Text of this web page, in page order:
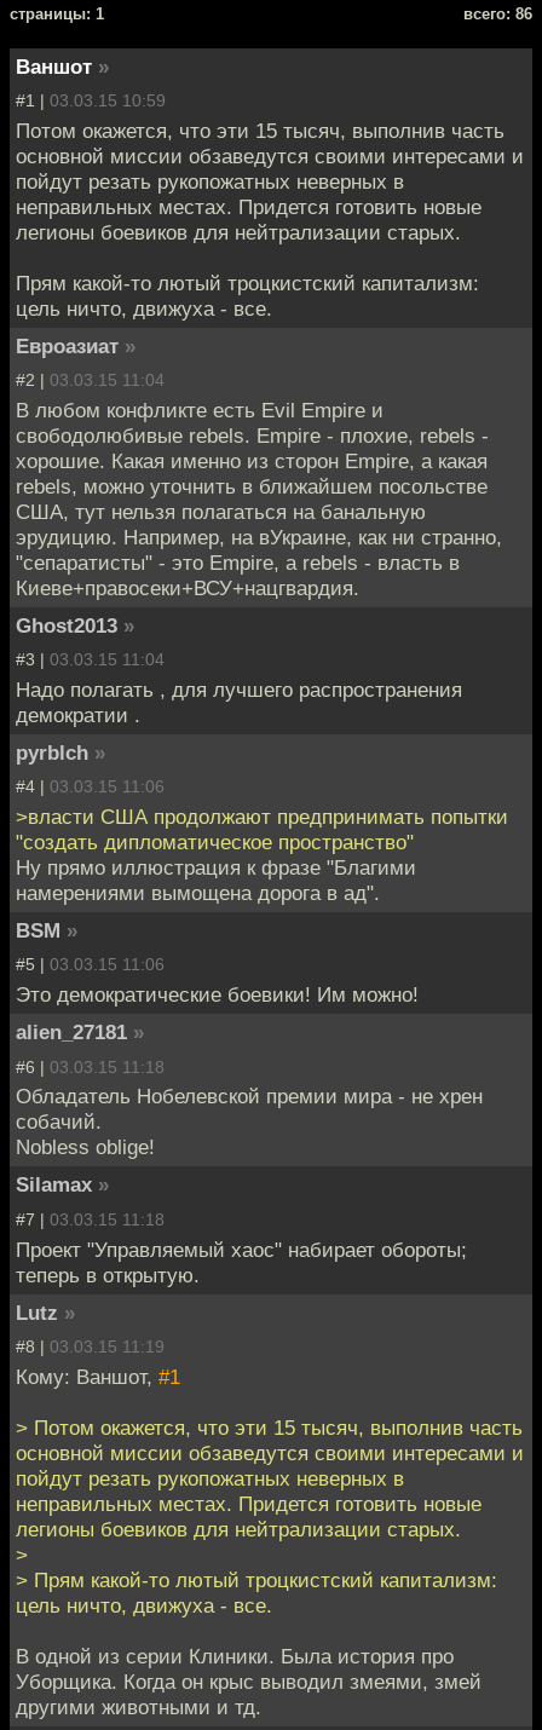
cтраницы: 1 всего: 86
Ваншот »
#1 | 03.03.15 10:59
Потом окажется, что эти 15 тысяч, выполнив часть
основной миссии обзаведутся своими интересами и
пойдут резать рукопожатных неверных в
неправильных местах. Придется готовить новые
легионы боевиков для нейтрализации старых.
Прям какой-то лютый троцкистский капитализм:
цель ничто, движуха - все.
Евроазиат »
#2 | 03.03.15 11:04
В любом конфликте есть Evil Empire и
свободолюбивые rebels. Empire - плохие, rebels -
хорошие. Какая именно из сторон Empire, а какая
rebels, можно уточнить в ближайшем посольстве
США, тут нельзя полагаться на банальную
эрудицию. Например, на вУкраине, как ни странно,
"сепаратисты" - это Empire, а rebels - власть в
Киеве+правосеки+ВСУ+нацгвардия.
Ghost2013 »
#3 | 03.03.15 11:04
Надо полагать , для лучшего распространения
демократии .
pyrblch »
#4 | 03.03.15 11:06
>власти США продолжают предпринимать попытки
"создать дипломатическое пространство"
Ну прямо иллюстрация к фразе "Благими
намерениями вымощена дорога в ад".
BSM »
#5 | 03.03.15 11:06
Это демократические боевики! Им можно!
alien_27181 »
#6 | 03.03.15 11:18
Обладатель Нобелевской премии мира - не хрен
собачий.
Nobless oblige!
Silamax »
#7 | 03.03.15 11:18
Проект "Управляемый хаос" набирает обороты;
теперь в открытую.
Lutz »
#8 | 03.03.15 11:19
Кому: Ваншот, #1
> Потом окажется, что эти 15 тысяч, выполнив часть
основной миссии обзаведутся своими интересами и
пойдут резать рукопожатных неверных в
неправильных местах. Придется готовить новые
легионы боевиков для нейтрализации старых.
>
> Прям какой-то лютый троцкистский капитализм:
цель ничто, движуха - все.
В одной из серии Клиники. Была история про
Уборщика. Когда он крыс выводил змеями, змей
другими животными и тд.